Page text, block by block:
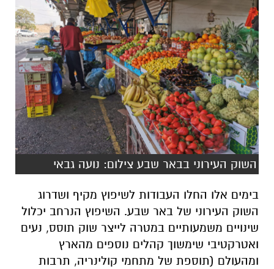
השוק העירוני בבאר שבע צילום: נועה גבאי
בימים אלו החלו העבודות לשיפוץ מקיף ושדרוג
השוק העירוני של באר שבע. השיפוץ הנרחב יכלול
שינויים משמעותיים במטרה לייצר שוק תוסס, נעים
ואטרקטיבי שימשוך קהלים נוספים מהארץ
ומהעולם (תוספת של מתחמי קולינריה, תרבות